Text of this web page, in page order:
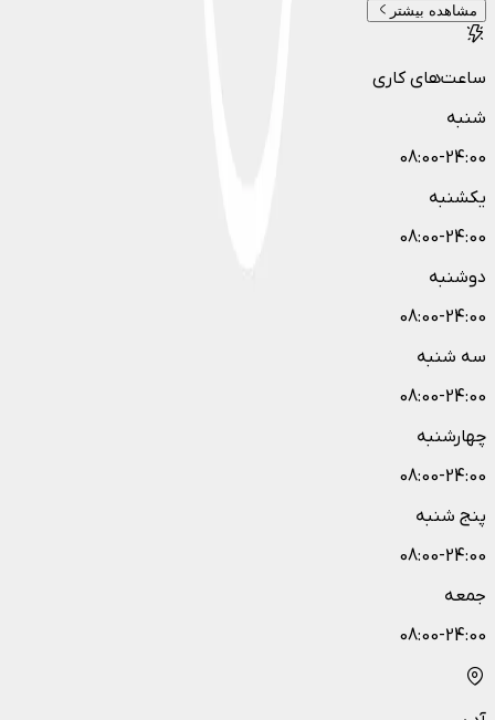
مشاهده بیشتر
ساعت‌های کاری
شنبه
08:00-24:00
یکشنبه
08:00-24:00
دوشنبه
08:00-24:00
سه شنبه
08:00-24:00
چهارشنبه
08:00-24:00
پنج شنبه
08:00-24:00
جمعه
08:00-24:00